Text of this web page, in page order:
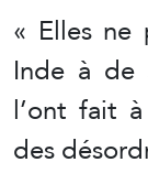
« Elles ne
Inde à de
l’ont fait
des